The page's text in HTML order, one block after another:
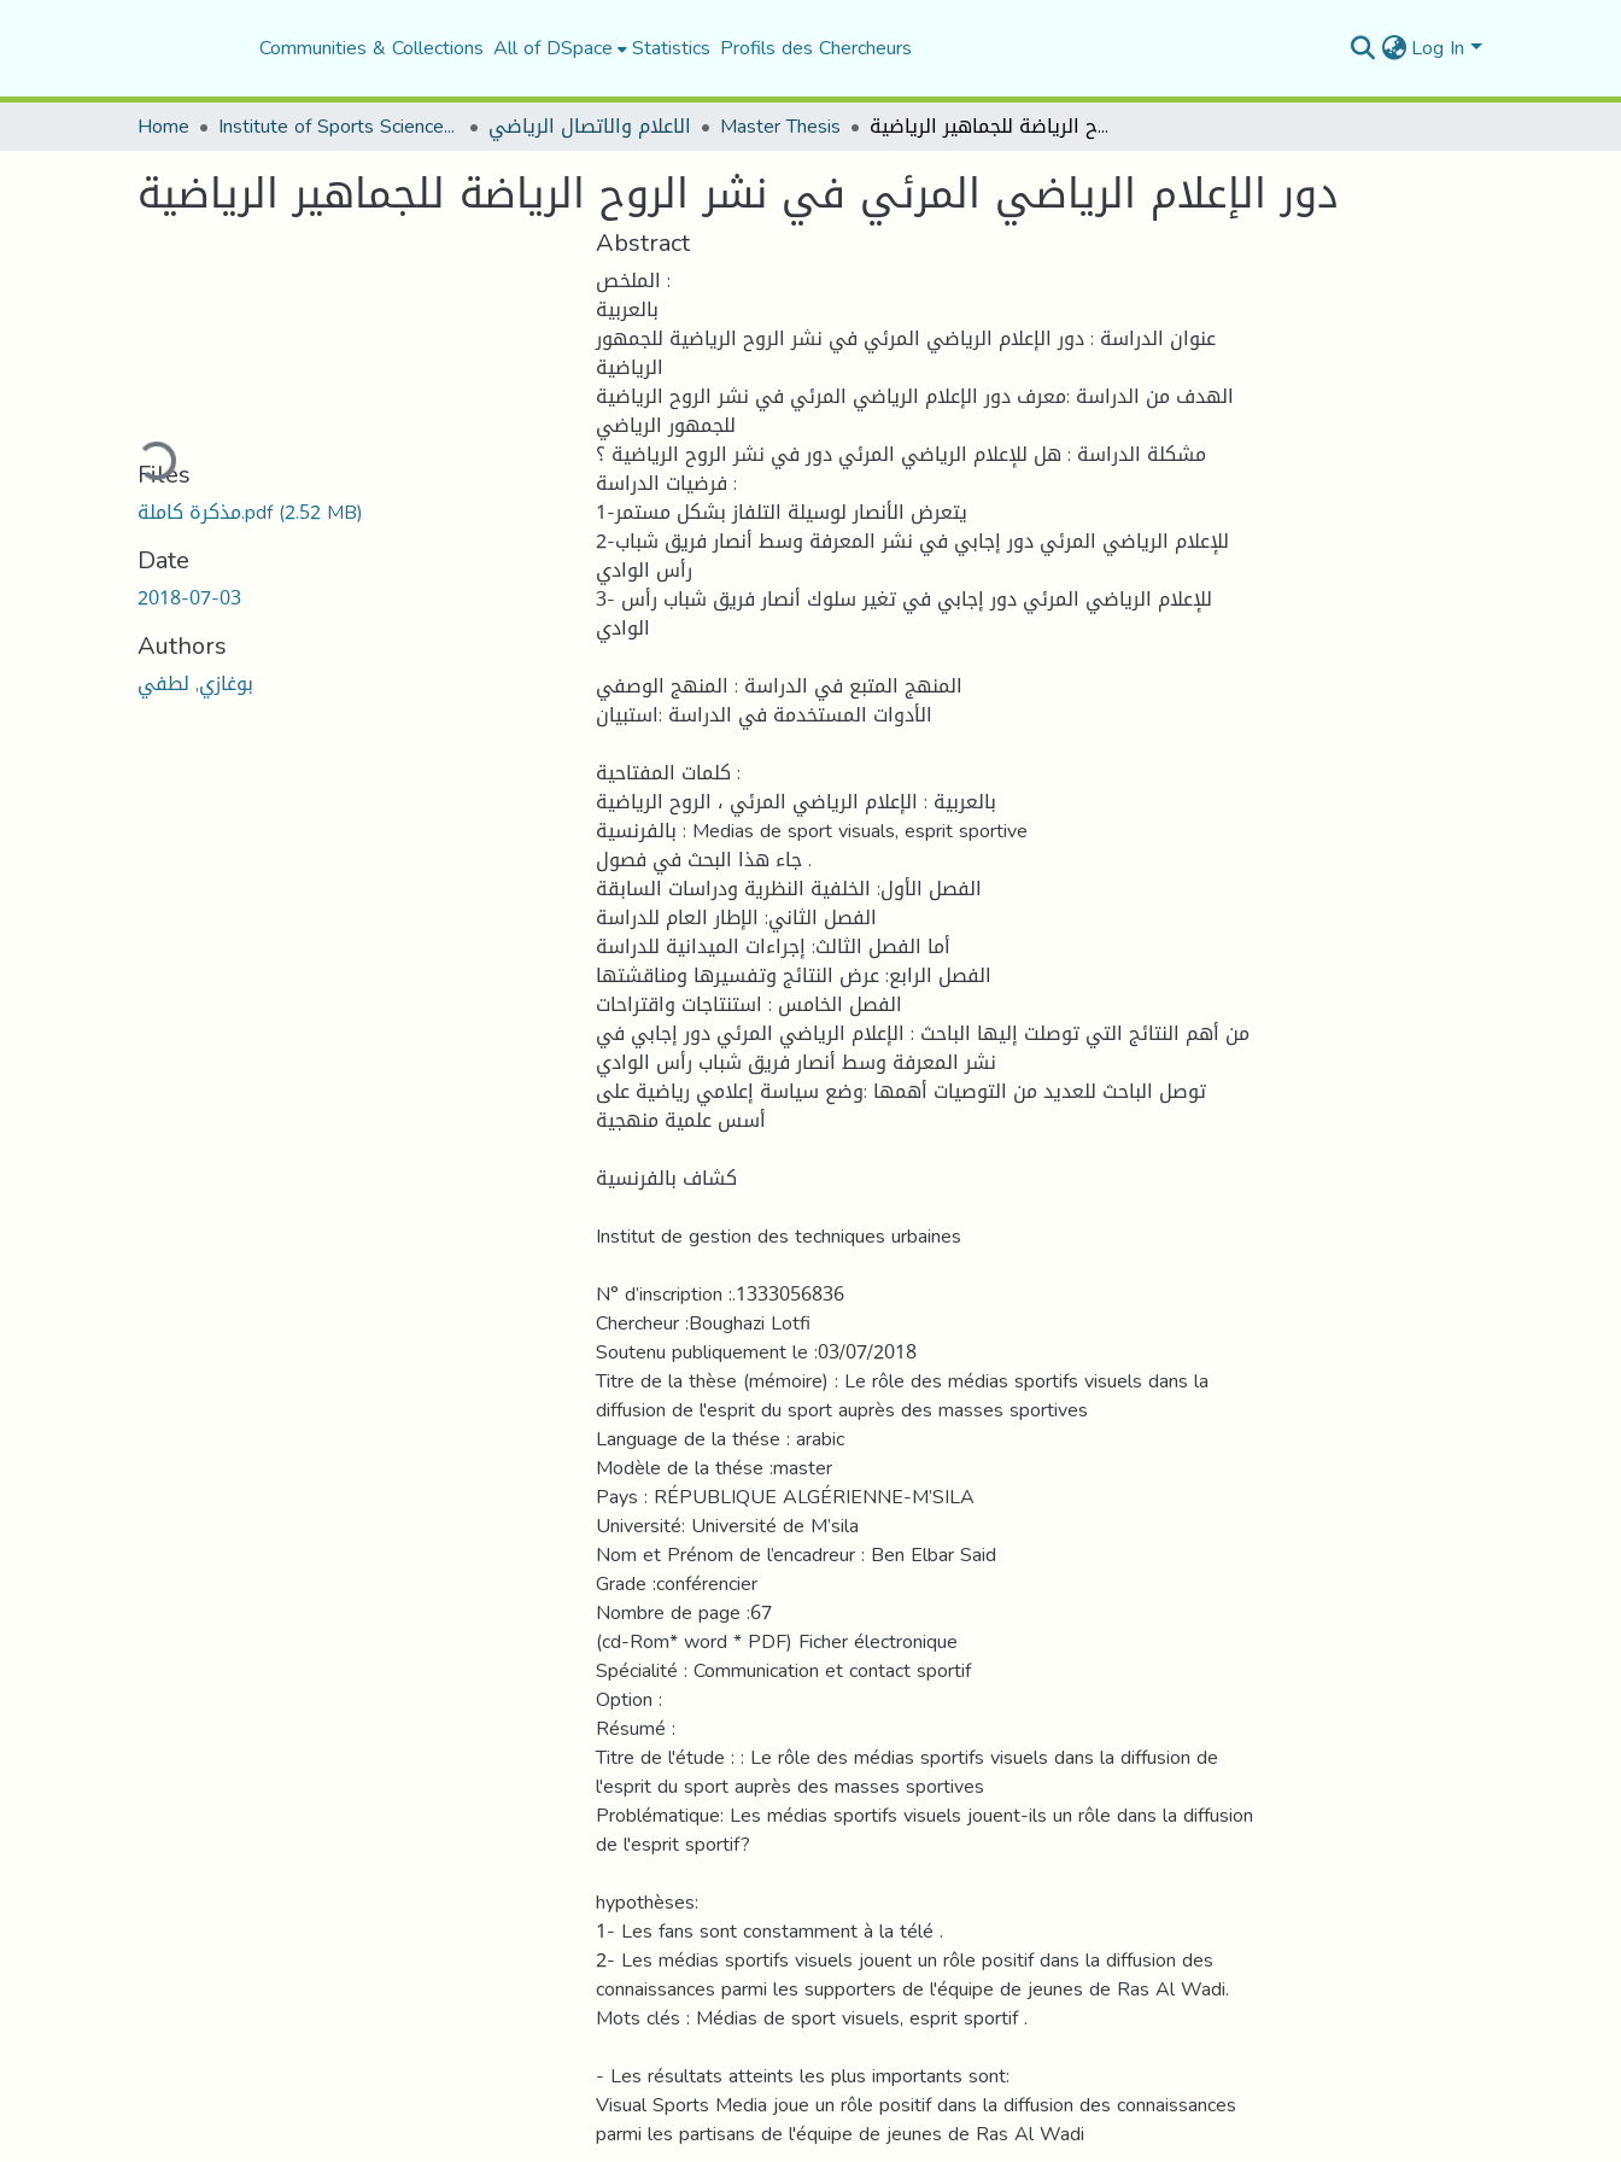
Communities & Collections All of DSpace Statistics Profils des Chercheurs Log In
Home Institute of Sports Sciences and Techniques الاعلام والاتصال الرياضي Master Thesis دور الإعلام الرياضي المرئي في نشر الروح الرياضة للجماهير الرياضية
دور الإعلام الرياضي المرئي في نشر الروح الرياضة للجماهير الرياضية
Loading...
Files
مذكرة كاملة.pdf(2.52 MB)
Date
2018-07-03
Authors
بوغازي, لطفي
Abstract
الملخص :
بالعربية
عنوان الدراسة : دور الإعلام الرياضي المرئي في نشر الروح الرياضية للجمهور
الرياضية
الهدف من الدراسة :معرف دور الإعلام الرياضي المرئي في نشر الروح الرياضية
للجمهور الرياضي
مشكلة الدراسة : هل للإعلام الرياضي المرئي دور في نشر الروح الرياضية ؟
فرضيات الدراسة :
1-يتعرض الأنصار لوسيلة التلفاز بشكل مستمر
2-للإعلام الرياضي المرئي دور إجابي في نشر المعرفة وسط أنصار فريق شباب
رأس الوادي
3- للإعلام الرياضي المرئي دور إجابي في تغير سلوك أنصار فريق شباب رأس
الوادي
المنهج المتبع في الدراسة : المنهج الوصفي
الأدوات المستخدمة في الدراسة :استبيان
كلمات المفتاحية :
بالعربية : الإعلام الرياضي المرئي ، الروح الرياضية
بالفرنسية : Medias de sport visuals, esprit sportive
جاء هذا البحث في فصول .
الفصل الأول: الخلفية النظرية ودراسات السابقة
الفصل الثاني: الإطار العام للدراسة
أما الفصل الثالث: إجراءات الميدانية للدراسة
الفصل الرابع: عرض النتائج وتفسيرها ومناقشتها
الفصل الخامس : استنتاجات واقتراحات
من أهم النتائج التي توصلت إليها الباحث : الإعلام الرياضي المرئي دور إجابي في
نشر المعرفة وسط أنصار فريق شباب رأس الوادي
توصل الباحث للعديد من التوصيات أهمها :وضع سياسة إعلامي رياضية على
أسس علمية منهجية
كشاف بالفرنسية
Institut de gestion des techniques urbaines
N° d’inscription :.1333056836
Chercheur :Boughazi Lotfi
Soutenu publiquement le :03/07/2018
Titre de la thèse (mémoire) : Le rôle des médias sportifs visuels dans la
diffusion de l'esprit du sport auprès des masses sportives
Language de la thése : arabic
Modèle de la thése :master
Pays : RÉPUBLIQUE ALGÉRIENNE-M’SILA
Université: Université de M’sila
Nom et Prénom de l’encadreur : Ben Elbar Said
Grade :conférencier
Nombre de page :67
(cd-Rom* word * PDF) Ficher électronique
Spécialité : Communication et contact sportif
Option :
Résumé :
Titre de l'étude : : Le rôle des médias sportifs visuels dans la diffusion de
l'esprit du sport auprès des masses sportives
Problématique: Les médias sportifs visuels jouent-ils un rôle dans la diffusion
de l'esprit sportif?
hypothèses:
1- Les fans sont constamment à la télé .
2- Les médias sportifs visuels jouent un rôle positif dans la diffusion des
connaissances parmi les supporters de l'équipe de jeunes de Ras Al Wadi.
Mots clés : Médias de sport visuels, esprit sportif .
- Les résultats atteints les plus importants sont:
Visual Sports Media joue un rôle positif dans la diffusion des connaissances
parmi les partisans de l'équipe de jeunes de Ras Al Wadi